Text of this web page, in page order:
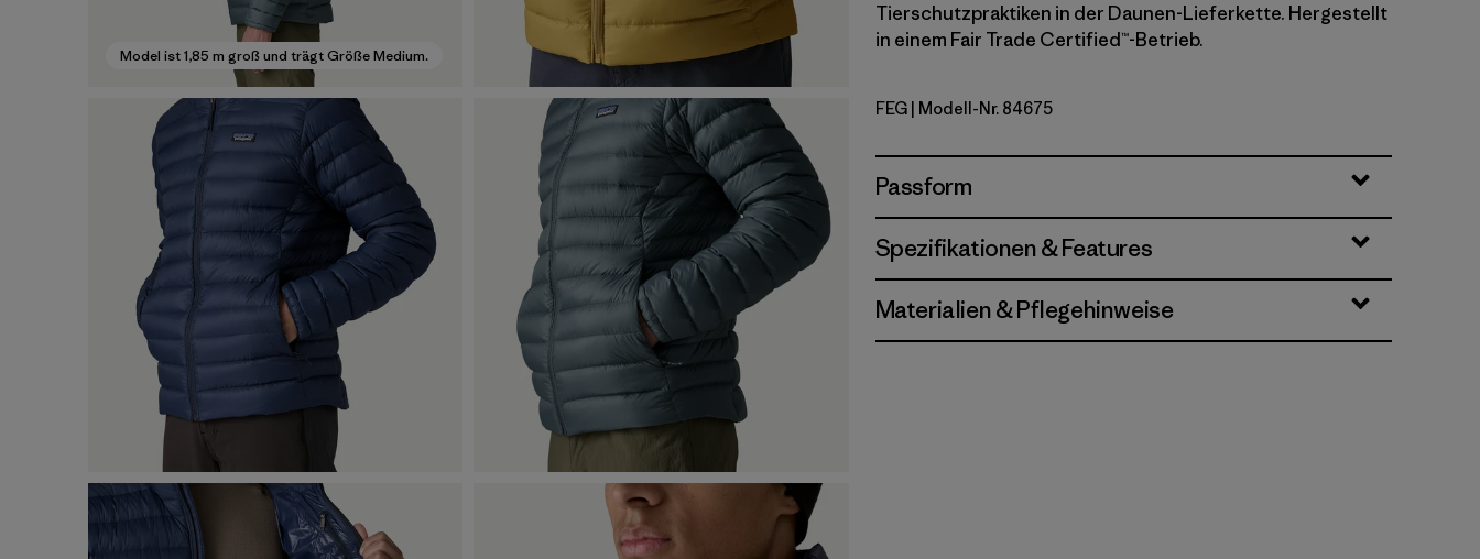
Model ist 1,85 m groß und trägt Größe Medium.
Tierschutzpraktiken in der Daunen-Lieferkette. Hergestellt
in einem Fair Trade Certified™-Betrieb.
Forge Grey w/Forge Grey
FEG | Modell-Nr. 84675
Passform
Spezifikationen & Features
Materialien & Pflegehinweise